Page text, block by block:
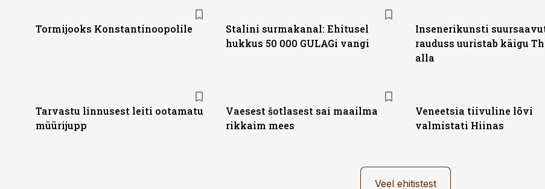
Tormijooks Konstantinoopolile
Stalini surmakanal: Ehitusel
hukkus 50 000 GULAGi vangi
Insenerikunsti
rauduss uuristab käigu
alla
Tarvastu linnusest leiti ootamatu
müürijupp
Vaesest šotlasest sai maailma
rikkaim mees
Veneetsia tiivuline lõvi
valmistati Hiinas
Veel ehitistest